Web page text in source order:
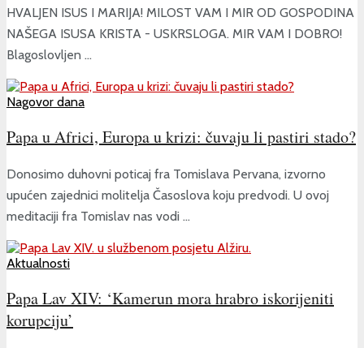
HVALJEN ISUS I MARIJA! MILOST VAM I MIR OD GOSPODINA
NAŠEGA ISUSA KRISTA - USKRSLOGA. MIR VAM I DOBRO!
Blagoslovljen ...
Nagovor dana
Papa u Africi, Europa u krizi: čuvaju li pastiri stado?
Donosimo duhovni poticaj fra Tomislava Pervana, izvorno
upućen zajednici molitelja Časoslova koju predvodi. U ovoj
meditaciji fra Tomislav nas vodi ...
Aktualnosti
Papa Lav XIV: ‘Kamerun mora hrabro iskorijeniti
korupciju’